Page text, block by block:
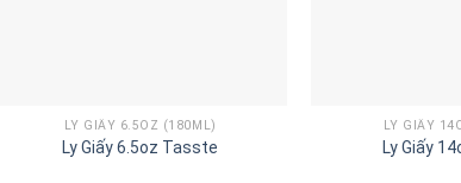
LY GIẤY 6.5OZ (180ML)
Ly Giấy 6.5oz Tasste
LY GIẤY
Ly Giấy